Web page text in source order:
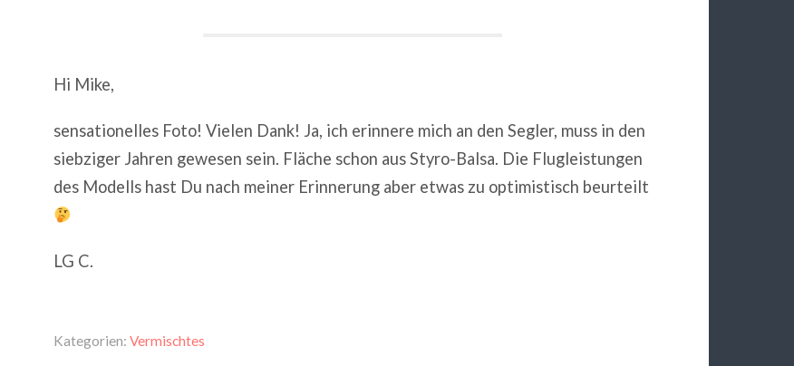
Hi Mike,
sensationelles Foto! Vielen Dank! Ja, ich erinnere mich an den Segler, muss in den
siebziger Jahren gewesen sein. Fläche schon aus Styro-Balsa. Die Flugleistungen
des Modells hast Du nach meiner Erinnerung aber etwas zu optimistisch beurteilt
LG C.
Kategorien: Vermischtes